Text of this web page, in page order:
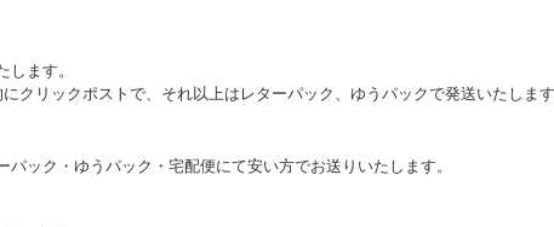
ます。
クリックポストで、それ以上はレターパック、ゆうパックで発送いたします
ック・ゆうパック・宅配便にて安い方でお送りいたします。